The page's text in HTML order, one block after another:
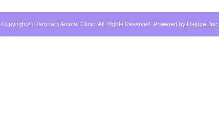
Copyright © Harunohi Animal Clinic. All Rights Reserved. Powered by Halope, Inc.